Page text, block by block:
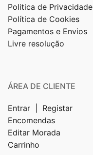
Politica de Privacidade
Política de Cookies
Pagamentos e Envios
Livre resolução
ÁREA DE CLIENTE
Entrar | Registar
Encomendas
Editar Morada
Carrinho